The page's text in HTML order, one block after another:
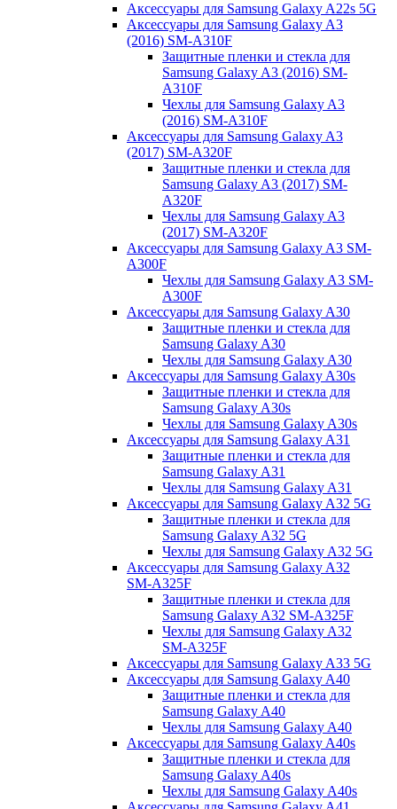
Аксессуары для Samsung Galaxy A22s 5G
Аксессуары для Samsung Galaxy A3
(2016) SM-A310F
Защитные пленки и стекла для
Samsung Galaxy A3 (2016) SM-
A310F
Чехлы для Samsung Galaxy A3
(2016) SM-A310F
Аксессуары для Samsung Galaxy A3
(2017) SM-A320F
Защитные пленки и стекла для
Samsung Galaxy A3 (2017) SM-
A320F
Чехлы для Samsung Galaxy A3
(2017) SM-A320F
Аксессуары для Samsung Galaxy A3 SM-
A300F
Чехлы для Samsung Galaxy A3 SM-
A300F
Аксессуары для Samsung Galaxy A30
Защитные пленки и стекла для
Samsung Galaxy A30
Чехлы для Samsung Galaxy A30
Аксессуары для Samsung Galaxy A30s
Защитные пленки и стекла для
Samsung Galaxy A30s
Чехлы для Samsung Galaxy A30s
Аксессуары для Samsung Galaxy A31
Защитные пленки и стекла для
Samsung Galaxy A31
Чехлы для Samsung Galaxy A31
Аксессуары для Samsung Galaxy A32 5G
Защитные пленки и стекла для
Samsung Galaxy A32 5G
Чехлы для Samsung Galaxy A32 5G
Аксессуары для Samsung Galaxy A32
SM-A325F
Защитные пленки и стекла для
Samsung Galaxy A32 SM-A325F
Чехлы для Samsung Galaxy A32
SM-A325F
Аксессуары для Samsung Galaxy A33 5G
Аксессуары для Samsung Galaxy A40
Защитные пленки и стекла для
Samsung Galaxy A40
Чехлы для Samsung Galaxy A40
Аксессуары для Samsung Galaxy A40s
Защитные пленки и стекла для
Samsung Galaxy A40s
Чехлы для Samsung Galaxy A40s